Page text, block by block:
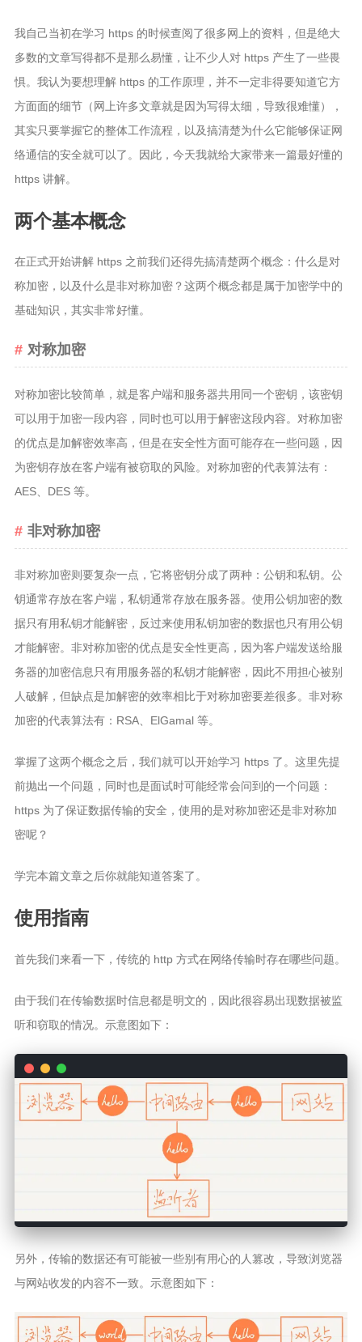
我自己当初在学习 https 的时候查阅了很多网上的资料，但是绝大
多数的文章写得都不是那么易懂，让不少人对 https 产生了一些畏
惧。我认为要想理解 https 的工作原理，并不一定非得要知道它方
方面面的细节（网上许多文章就是因为写得太细，导致很难懂），
其实只要掌握它的整体工作流程，以及搞清楚为什么它能够保证网
络通信的安全就可以了。因此，今天我就给大家带来一篇最好懂的
https 讲解。
两个基本概念
在正式开始讲解 https 之前我们还得先搞清楚两个概念：什么是对
称加密，以及什么是非对称加密？这两个概念都是属于加密学中的
基础知识，其实非常好懂。
对称加密
对称加密比较简单，就是客户端和服务器共用同一个密钥，该密钥
可以用于加密一段内容，同时也可以用于解密这段内容。对称加密
的优点是加解密效率高，但是在安全性方面可能存在一些问题，因
为密钥存放在客户端有被窃取的风险。对称加密的代表算法有：
AES、DES 等。
非对称加密
非对称加密则要复杂一点，它将密钥分成了两种：公钥和私钥。公
钥通常存放在客户端，私钥通常存放在服务器。使用公钥加密的数
据只有用私钥才能解密，反过来使用私钥加密的数据也只有用公钥
才能解密。非对称加密的优点是安全性更高，因为客户端发送给服
务器的加密信息只有用服务器的私钥才能解密，因此不用担心被别
人破解，但缺点是加解密的效率相比于对称加密要差很多。非对称
加密的代表算法有：RSA、ElGamal 等。
掌握了这两个概念之后，我们就可以开始学习 https 了。这里先提
前抛出一个问题，同时也是面试时可能经常会问到的一个问题：
https 为了保证数据传输的安全，使用的是对称加密还是非对称加
密呢？
学完本篇文章之后你就能知道答案了。
使用指南
首先我们来看一下，传统的 http 方式在网络传输时存在哪些问题。
由于我们在传输数据时信息都是明文的，因此很容易出现数据被监
听和窃取的情况。示意图如下：
另外，传输的数据还有可能被一些别有用心的人篡改，导致浏览器
与网站收发的内容不一致。示意图如下：